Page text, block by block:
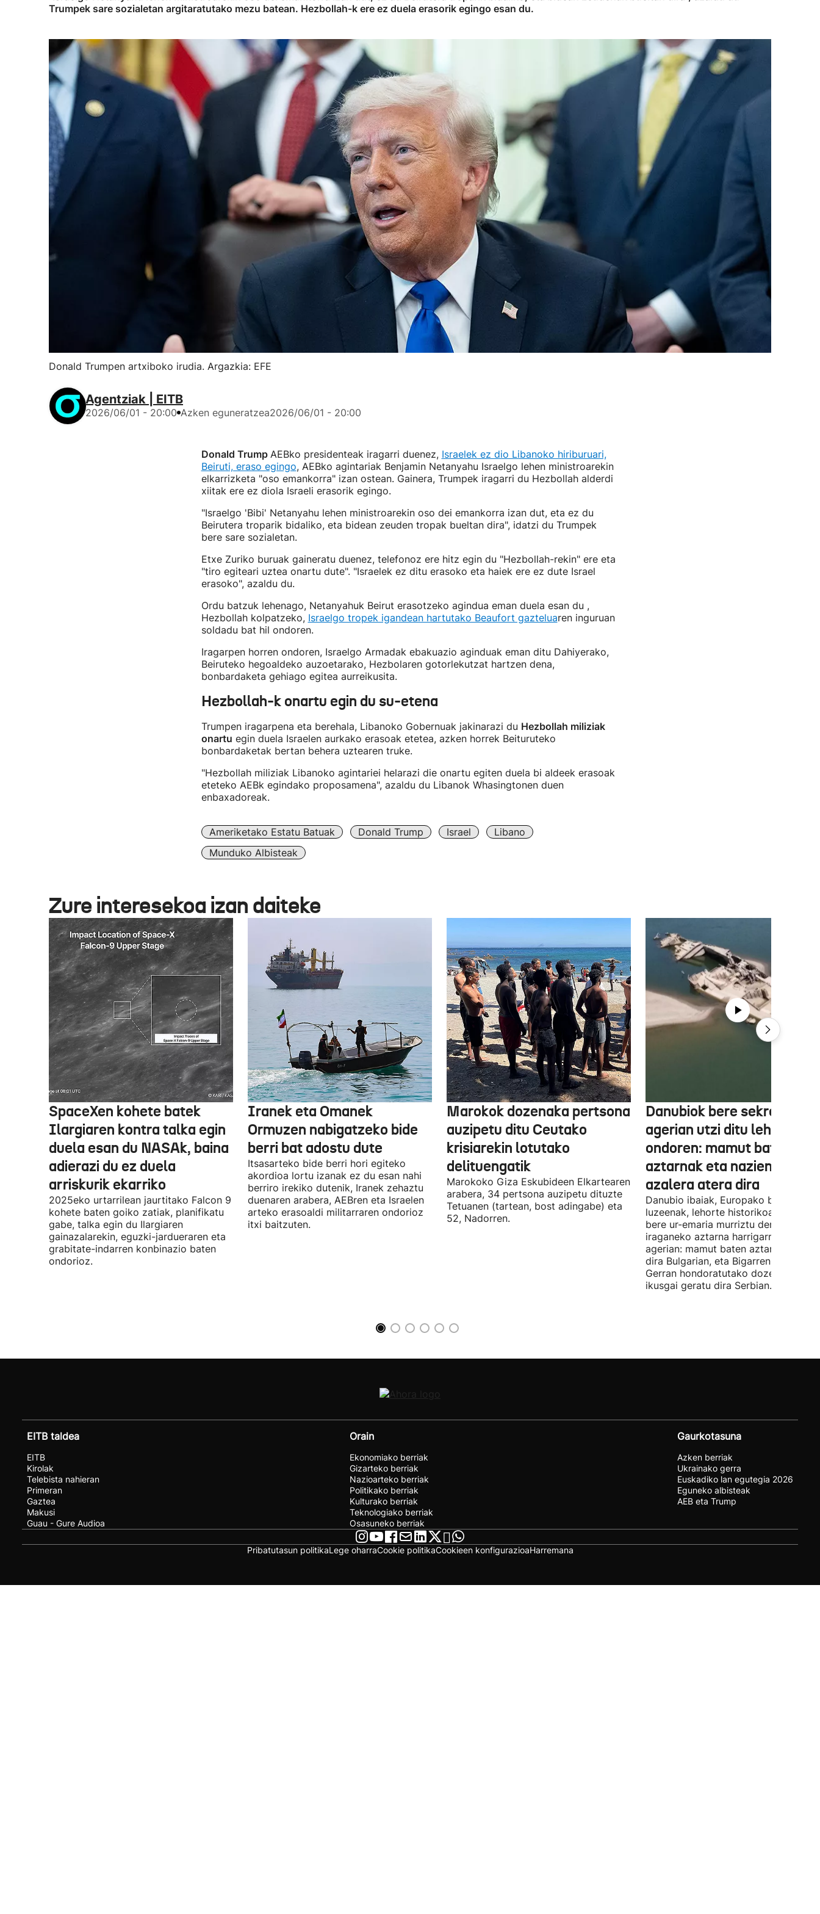
Trumpek sare sozialetan argitaratutako mezu batean. Hezbollah-k ere ez duela erasorik egingo esan du.
Donald Trumpen artxiboko irudia. Argazkia: EFE
Agentziak | EITB
2026/06/01 - 20:00 Azken eguneratzea2026/06/01 - 20:00
Donald Trump AEBko presidenteak iragarri duenez, Israelek ez dio Libanoko hiriburuari,
Beiruti, eraso egingo, AEBko agintariak Benjamin Netanyahu Israelgo lehen ministroarekin
elkarrizketa "oso emankorra" izan ostean. Gainera, Trumpek iragarri du Hezbollah alderdi
xiitak ere ez diola Israeli erasorik egingo.
"Israelgo 'Bibi' Netanyahu lehen ministroarekin oso dei emankorra izan dut, eta ez du
Beirutera troparik bidaliko, eta bidean zeuden tropak bueltan dira", idatzi du Trumpek
bere sare sozialetan.
Etxe Zuriko buruak gaineratu duenez, telefonoz ere hitz egin du "Hezbollah-rekin" ere eta
"tiro egiteari uztea onartu dute". "Israelek ez ditu erasoko eta haiek ere ez dute Israel
erasoko", azaldu du.
Ordu batzuk lehenago, Netanyahuk Beirut erasotzeko agindua eman duela esan du ,
Hezbollah kolpatzeko, Israelgo tropek igandean hartutako Beaufort gazteluaren inguruan
soldadu bat hil ondoren.
Iragarpen horren ondoren, Israelgo Armadak ebakuazio aginduak eman ditu Dahiyerako,
Beiruteko hegoaldeko auzoetarako, Hezbolaren gotorlekutzat hartzen dena,
bonbardaketa gehiago egitea aurreikusita.
Hezbollah-k onartu egin du su-etena
Trumpen iragarpena eta berehala, Libanoko Gobernuak jakinarazi du Hezbollah miliziak
onartu egin duela Israelen aurkako erasoak etetea, azken horrek Beituruteko
bonbardaketak bertan behera uztearen truke.
"Hezbollah miliziak Libanoko agintariei helarazi die onartu egiten duela bi aldeek erasoak
eteteko AEBk egindako proposamena", azaldu du Libanok Whasingtonen duen
enbaxadoreak.
Ameriketako Estatu Batuak Donald Trump Israel
Libano
Munduko Albisteak
Zure interesekoa izan daiteke
SpaceXen kohete batek
Ilargiaren kontra talka egin
duela esan du NASAk, baina
adierazi du ez duela
arriskurik ekarriko
2025eko urtarrilean jaurtitako Falcon 9
kohete baten goiko zatiak, planifikatu
gabe, talka egin du Ilargiaren
gainazalarekin, eguzki-jardueraren eta
grabitate-indarren konbinazio baten
ondorioz.
Iranek eta Omanek
Ormuzen nabigatzeko bide
berri bat adostu dute
Itsasarteko bide berri hori egiteko
akordioa lortu izanak ez du esan nahi
berriro irekiko dutenik, Iranek zehaztu
duenaren arabera, AEBren eta Israelen
arteko erasoaldi militarraren ondorioz
itxi baitzuten.
Marokok dozenaka pertsona
auzipetu ditu Ceutako
krisiarekin lotutako
delituengatik
Marokoko Giza Eskubideen Elkartearen
arabera, 34 pertsona auzipetu dituzte
Tetuanen (tartean, bost adingabe) eta
52, Nadorren.
Danubiok bere sekretuak
agerian utzi ditu
ondoren: mamut baten
aztarnak eta nazien
azalera atera dira
Danubio ibaiak, Europako bigarren
luzeenak, lehorte historikoa bizi du,
bere ur-emaria murriztu denez,
iraganeko aztarna harrigarriak utzi
agerian: mamut baten aztarnak
dira Bulgarian, eta Bigarren Mundu
Gerran hondoratutako dozenaka
ikusgai geratu dira Serbian.
EITB taldea
EITB
Kirolak
Telebista nahieran
Primeran
Gaztea
Makusi
Guau - Gure Audioa
Orain
Ekonomiako berriak
Gizarteko berriak
Nazioarteko berriak
Politikako berriak
Kulturako berriak
Teknologiako berriak
Osasuneko berriak
Gaurkotasuna
Azken berriak
Ukrainako gerra
Euskadiko lan egutegia 2026
Eguneko albisteak
AEB eta Trump
Pribatutasun politikaLege oharraCookie politikaCookieen konfigurazioaHarremana